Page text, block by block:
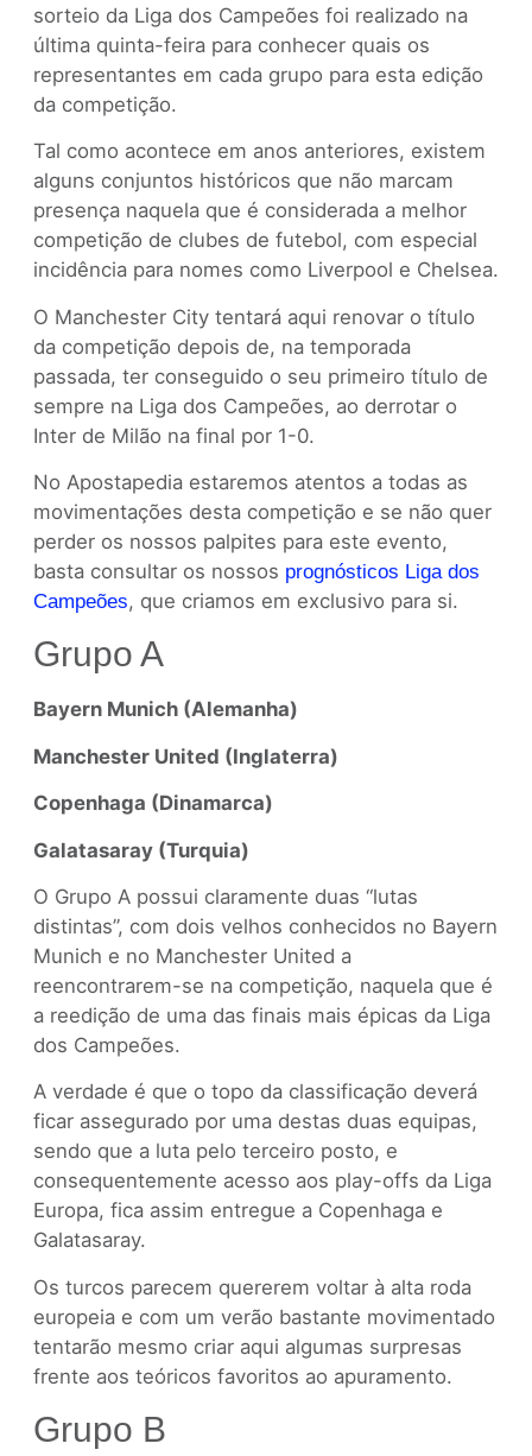
sorteio da Liga dos Campeões foi realizado na
última quinta-feira para conhecer quais os
representantes em cada grupo para esta edição
da competição.
Tal como acontece em anos anteriores, existem
alguns conjuntos históricos que não marcam
presença naquela que é considerada a melhor
competição de clubes de futebol, com especial
incidência para nomes como Liverpool e Chelsea.
O Manchester City tentará aqui renovar o título
da competição depois de, na temporada
passada, ter conseguido o seu primeiro título de
sempre na Liga dos Campeões, ao derrotar o
Inter de Milão na final por 1-0.
No Apostapedia estaremos atentos a todas as
movimentações desta competição e se não quer
perder os nossos palpites para este evento,
basta consultar os nossos prognósticos Liga dos
Campeões, que criamos em exclusivo para si.
Grupo A
Bayern Munich (Alemanha)
Manchester United (Inglaterra)
Copenhaga (Dinamarca)
Galatasaray (Turquia)
O Grupo A possui claramente duas “lutas
distintas”, com dois velhos conhecidos no Bayern
Munich e no Manchester United a
reencontrarem-se na competição, naquela que é
a reedição de uma das finais mais épicas da Liga
dos Campeões.
A verdade é que o topo da classificação deverá
ficar assegurado por uma destas duas equipas,
sendo que a luta pelo terceiro posto, e
consequentemente acesso aos play-offs da Liga
Europa, fica assim entregue a Copenhaga e
Galatasaray.
Os turcos parecem quererem voltar à alta roda
europeia e com um verão bastante movimentado
tentarão mesmo criar aqui algumas surpresas
frente aos teóricos favoritos ao apuramento.
Grupo B